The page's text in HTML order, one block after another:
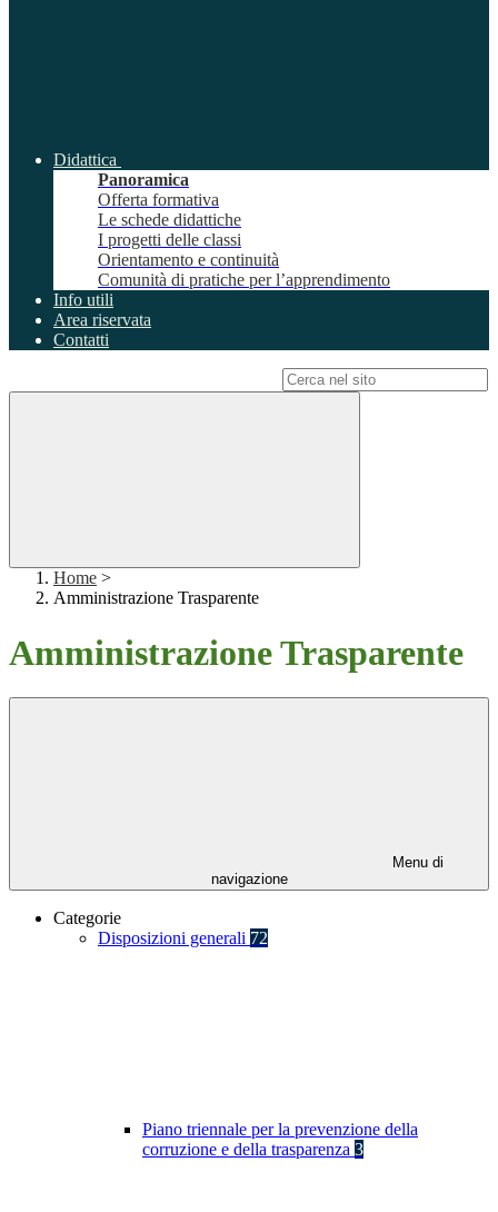
Didattica
Panoramica
Offerta formativa
Le schede didattiche
I progetti delle classi
Orientamento e continuità
Comunità di pratiche per l’apprendimento
Info utili
Area riservata
Contatti
Home >
Amministrazione Trasparente
Amministrazione Trasparente
Menu di
navigazione
Categorie
Disposizioni generali 72
Piano triennale per la prevenzione della
corruzione e della trasparenza 3